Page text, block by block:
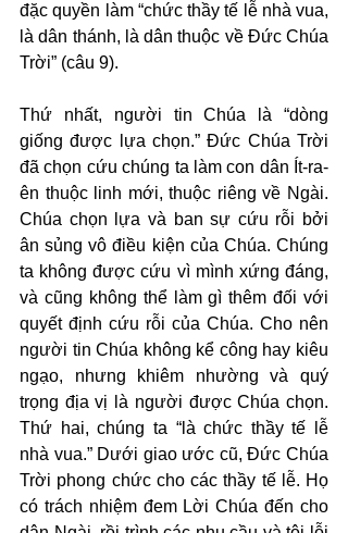
đặc quyền làm “chức thầy tế lễ nhà vua,
là dân thánh, là dân thuộc về Đức Chúa
Trời” (câu 9).
Thứ nhất, người tin Chúa là “dòng
giống được lựa chọn.” Đức Chúa Trời
đã chọn cứu chúng ta làm con dân Ít-ra-
ên thuộc linh mới, thuộc riêng về Ngài.
Chúa chọn lựa và ban sự cứu rỗi bởi
ân sủng vô điều kiện của Chúa. Chúng
ta không được cứu vì mình xứng đáng,
và cũng không thể làm gì thêm đối với
quyết định cứu rỗi của Chúa. Cho nên
người tin Chúa không kể công hay kiêu
ngạo, nhưng khiêm nhường và quý
trọng địa vị là người được Chúa chọn.
Thứ hai, chúng ta “là chức thầy tế lễ
nhà vua.” Dưới giao ước cũ, Đức Chúa
Trời phong chức cho các thầy tế lễ. Họ
có trách nhiệm đem Lời Chúa đến cho